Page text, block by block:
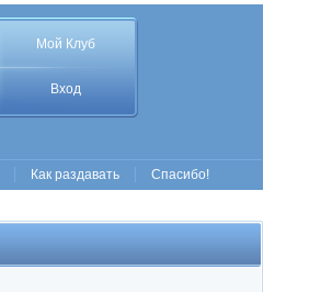
Мой Клуб
Вход
Как раздавать Спасибо!